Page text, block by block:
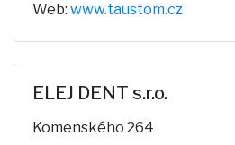
Web: www.taustom.cz
ELEJ DENT s.r.o.
Komenského 264